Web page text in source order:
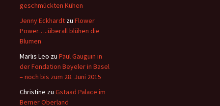
geschmückten Kühen
Jenny Eckhardt zu Flower
Power…..überall blühen die
Blumen
Marlis Leo zu Paul Gauguin in
der Fondation Beyeler in Basel
– noch bis zum 28. Juni 2015
Christine zu Gstaad Palace im
Berner Oberland